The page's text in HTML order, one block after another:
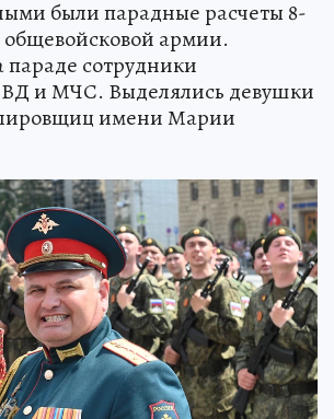
были парадные расчеты 8-
общевойсковой армии.
параде сотрудники
и МЧС. Выделялись девушки
имени Марии